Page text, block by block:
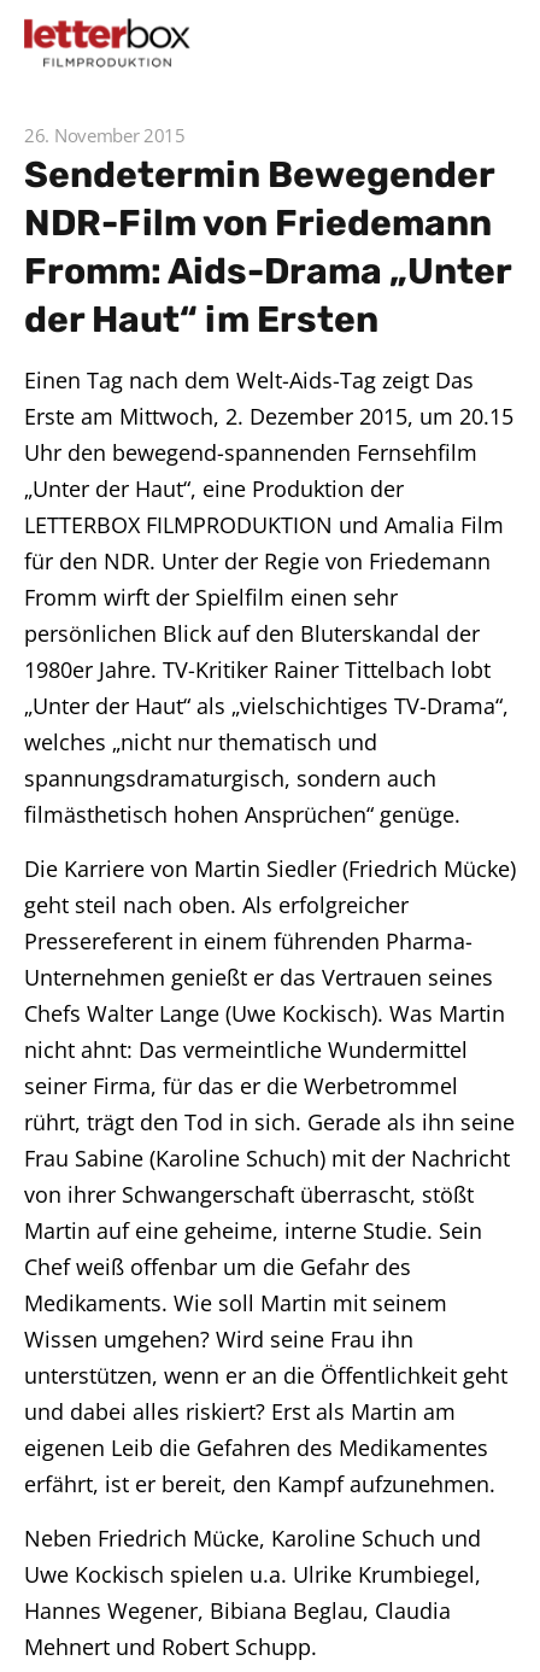
26. November 2015
Sendetermin Bewegender
NDR-Film von Friedemann
Fromm: Aids-Drama „Unter
der Haut“ im Ersten
Einen Tag nach dem Welt-Aids-Tag zeigt Das
Erste am Mittwoch, 2. Dezember 2015, um 20.15
Uhr den bewegend-spannenden Fernsehfilm
„Unter der Haut“, eine Produktion der
LETTERBOX FILMPRODUKTION und Amalia Film
für den NDR. Unter der Regie von Friedemann
Fromm wirft der Spielfilm einen sehr
persönlichen Blick auf den Bluterskandal der
1980er Jahre. TV-Kritiker Rainer Tittelbach lobt
„Unter der Haut“ als „vielschichtiges TV-Drama“,
welches „nicht nur thematisch und
spannungsdramaturgisch, sondern auch
filmästhetisch hohen Ansprüchen“ genüge.
Die Karriere von Martin Siedler (Friedrich Mücke)
geht steil nach oben. Als erfolgreicher
Pressereferent in einem führenden Pharma-
Unternehmen genießt er das Vertrauen seines
Chefs Walter Lange (Uwe Kockisch). Was Martin
nicht ahnt: Das vermeintliche Wundermittel
seiner Firma, für das er die Werbetrommel
rührt, trägt den Tod in sich. Gerade als ihn seine
Frau Sabine (Karoline Schuch) mit der Nachricht
von ihrer Schwangerschaft überrascht, stößt
Martin auf eine geheime, interne Studie. Sein
Chef weiß offenbar um die Gefahr des
Medikaments. Wie soll Martin mit seinem
Wissen umgehen? Wird seine Frau ihn
unterstützen, wenn er an die Öffentlichkeit geht
und dabei alles riskiert? Erst als Martin am
eigenen Leib die Gefahren des Medikamentes
erfährt, ist er bereit, den Kampf aufzunehmen.
Neben Friedrich Mücke, Karoline Schuch und
Uwe Kockisch spielen u.a. Ulrike Krumbiegel,
Hannes Wegener, Bibiana Beglau, Claudia
Mehnert und Robert Schupp.